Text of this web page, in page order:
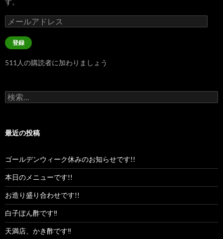
す。
メ
ー
ル
ア
レ
登録
511人の購読者に加わりましょう
検
索:
最近の投稿
ゴールデンウィーク休みのお知らせです!!
本日のメニューです!!
お造り盛り合わせです!!
白子ぽん酢です‼︎
天満店、かき酢です‼︎